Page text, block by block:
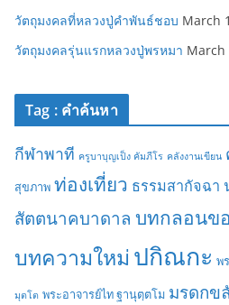
วัตถุมงคลที่หลวงปู่คำพันธ์ชอบ March
วัตถุมงคลรุ่นแรกหลวงปู่พรหมา March
Tag : คำค้นหา
กีฬาพาที ครูบาบุญเป็ง คัมภีโร คลังงานเขียน
สุขภาพ ท่องเที่ยว ธรรมสากัจฉา
สัตตนาคบาดาล บทกลอนข
บทความใหม่ ปกิณกะ พ
มุตโต พระอาจารย์ไท ฐานุตฺตโม มรดกข